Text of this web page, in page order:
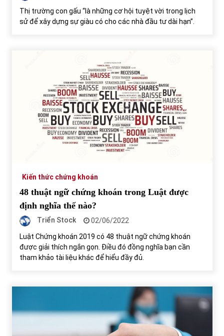
Thị trường con gấu “là những cơ hội tuyệt vời trong lịch
sử để xây dựng sự giàu có cho các nhà đầu tư dài hạn”.
Kiến thức chứng khoán
48 thuật ngữ chứng khoán trong Luật được
định nghĩa thế nào?
Triển Stock
02/06/2022
Luật Chứng khoán 2019 có 48 thuật ngữ chứng khoán
được giải thích ngắn gọn. Điều đó đồng nghĩa bạn cần
tham khảo tài liệu khác để hiểu đầy đủ.